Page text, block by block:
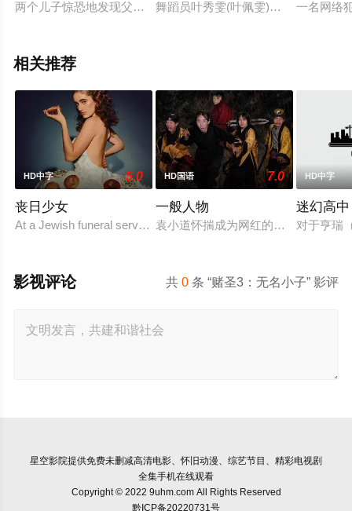
两个儿子惊恐地发现父亲已死，却发现父亲身上似乎还有某种
舞蹈员叶秀雯(叶佩雯)在结婚前与准
一名网络
相关推荐
HD中字 5.0
丧日少女
At a Jewish funeral service with her parents, a college stud
HD国语 7.0
一般人物
袁小道怀揣成为网红的梦想创作短视
HD中字
迷幻高中
对于亨瑞
共0 条 “赌圣3：无名小子” 影评
影视评论
星空影院提供免费未删减高清电影、怀旧动漫、综艺节目、精彩电视剧
全集手机在线观看
Copyright © 2022 9uhm.com All Rights Reserved
黔ICP备20220731号